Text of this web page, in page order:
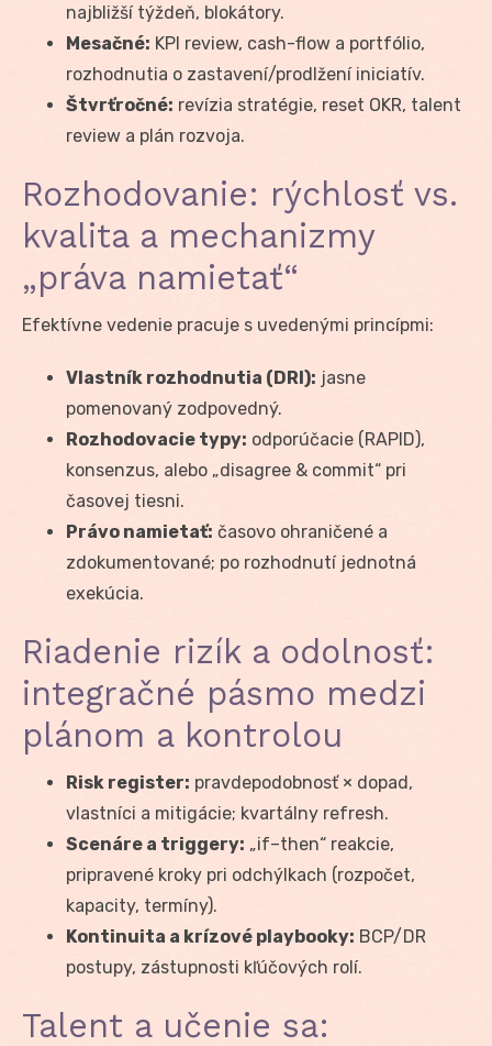
najbližší týždeň, blokátory.
Mesačné: KPI review, cash-flow a portfólio,
rozhodnutia o zastavení/prodlžení iniciatív.
Štvrťročné: revízia stratégie, reset OKR, talent
review a plán rozvoja.
Rozhodovanie: rýchlosť vs.
kvalita a mechanizmy
„práva namietať“
Efektívne vedenie pracuje s uvedenými princípmi:
Vlastník rozhodnutia (DRI): jasne
pomenovaný zodpovedný.
Rozhodovacie typy: odporúčacie (RAPID),
konsenzus, alebo „disagree & commit“ pri
časovej tiesni.
Právo namietať: časovo ohraničené a
zdokumentované; po rozhodnutí jednotná
exekúcia.
Riadenie rizík a odolnosť:
integračné pásmo medzi
plánom a kontrolou
Risk register: pravdepodobnosť × dopad,
vlastníci a mitigácie; kvartálny refresh.
Scenáre a triggery: „if–then“ reakcie,
pripravené kroky pri odchýlkach (rozpočet,
kapacity, termíny).
Kontinuita a krízové playbooky: BCP/DR
postupy, zástupnosti kľúčových rolí.
Talent a učenie sa: